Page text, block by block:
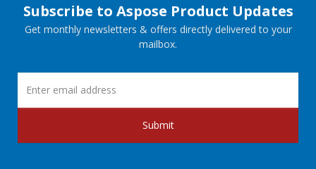
Subscribe to Aspose Product Updates
Get monthly newsletters & offers directly delivered to your
mailbox.
Submit